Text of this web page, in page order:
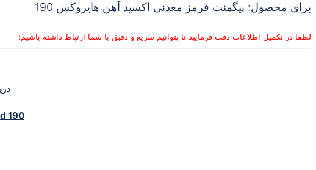
برای محصول: پیگمنت قرمز معدنی اکسید آهن هایروکس 190
لطفا در تکمیل اطلاعات دقت فرمایید تا بتوانیم سریع و دقیق با شما ارتباط داشته باشیم:
190